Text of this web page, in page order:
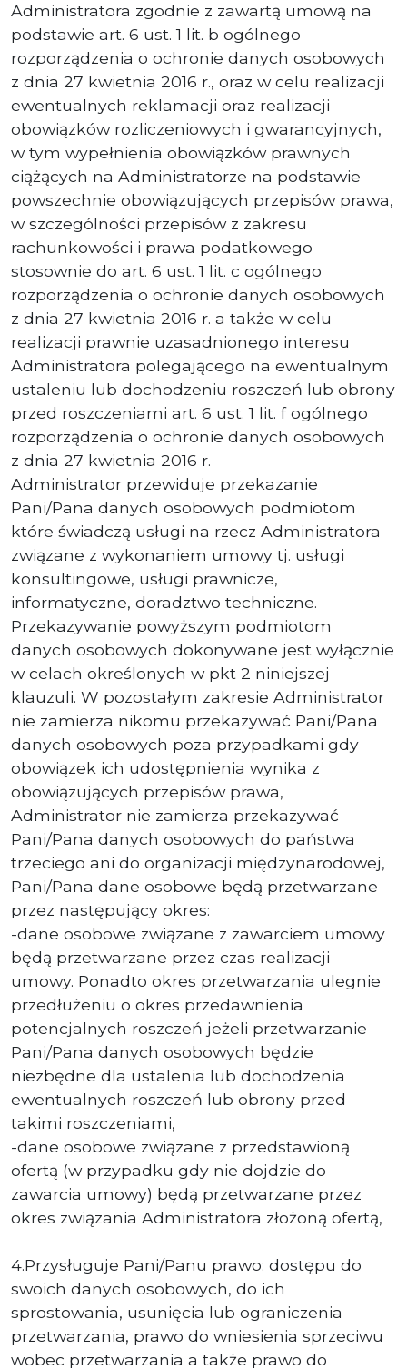
Administratora zgodnie z zawartą umową na
podstawie art. 6 ust. 1 lit. b ogólnego
rozporządzenia o ochronie danych osobowych
z dnia 27 kwietnia 2016 r., oraz w celu realizacji
ewentualnych reklamacji oraz realizacji
obowiązków rozliczeniowych i gwarancyjnych,
w tym wypełnienia obowiązków prawnych
ciążących na Administratorze na podstawie
powszechnie obowiązujących przepisów prawa,
w szczególności przepisów z zakresu
rachunkowości i prawa podatkowego
stosownie do art. 6 ust. 1 lit. c ogólnego
rozporządzenia o ochronie danych osobowych
z dnia 27 kwietnia 2016 r. a także w celu
realizacji prawnie uzasadnionego interesu
Administratora polegającego na ewentualnym
ustaleniu lub dochodzeniu roszczeń lub obrony
przed roszczeniami art. 6 ust. 1 lit. f ogólnego
rozporządzenia o ochronie danych osobowych
z dnia 27 kwietnia 2016 r.
Administrator przewiduje przekazanie
Pani/Pana danych osobowych podmiotom
które świadczą usługi na rzecz Administratora
związane z wykonaniem umowy tj. usługi
konsultingowe, usługi prawnicze,
informatyczne, doradztwo techniczne.
Przekazywanie powyższym podmiotom
danych osobowych dokonywane jest wyłącznie
w celach określonych w pkt 2 niniejszej
klauzuli. W pozostałym zakresie Administrator
nie zamierza nikomu przekazywać Pani/Pana
danych osobowych poza przypadkami gdy
obowiązek ich udostępnienia wynika z
obowiązujących przepisów prawa,
Administrator nie zamierza przekazywać
Pani/Pana danych osobowych do państwa
trzeciego ani do organizacji międzynarodowej,
Pani/Pana dane osobowe będą przetwarzane
przez następujący okres:
-dane osobowe związane z zawarciem umowy
będą przetwarzane przez czas realizacji
umowy. Ponadto okres przetwarzania ulegnie
przedłużeniu o okres przedawnienia
potencjalnych roszczeń jeżeli przetwarzanie
Pani/Pana danych osobowych będzie
niezbędne dla ustalenia lub dochodzenia
ewentualnych roszczeń lub obrony przed
takimi roszczeniami,
-dane osobowe związane z przedstawioną
ofertą (w przypadku gdy nie dojdzie do
zawarcia umowy) będą przetwarzane przez
okres związania Administratora złożoną ofertą,
4.Przysługuje Pani/Panu prawo: dostępu do
swoich danych osobowych, do ich
sprostowania, usunięcia lub ograniczenia
przetwarzania, prawo do wniesienia sprzeciwu
wobec przetwarzania a także prawo do